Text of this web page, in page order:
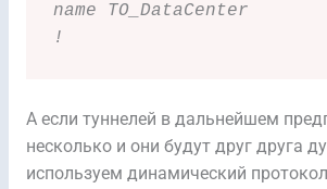
name TO_DataCenter
!
А если туннелей в дальнейшем
несколько и они будут друг друга
используем динамический